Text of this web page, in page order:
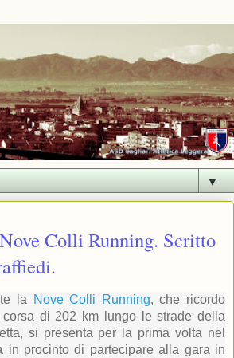
▼
Colli Running. Scritto
la Nove Colli Running, che ricordo
di 202 km lungo le strade della
si presenta per la prima volta nel
in procinto di partecipare alla gara in